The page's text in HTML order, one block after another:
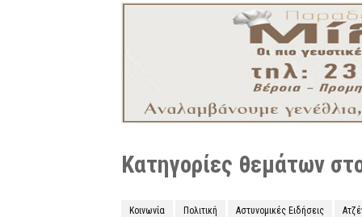
Κατηγορίες θεμάτων
Κοινωνία Πολιτική Αστυνομικές Ειδήσεις